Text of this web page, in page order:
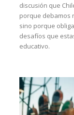
discusión que
porque debamos
sino porque
desafíos que
educativo.